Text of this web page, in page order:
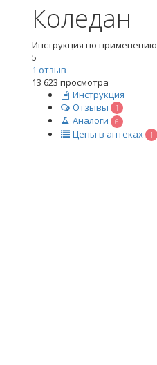
Коледан
Инструкция по применению
5
1 отзыв
13 623 просмотра
Инструкция
Отзывы
1
Аналоги 6
Цены в аптеках 1